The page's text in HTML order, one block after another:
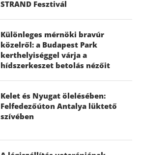
STRAND Fesztivál
Különleges mérnöki bravúr
közelről: a Budapest Park
kerthelyiséggel várja a
hídszerkeszet betolás nézőit
Kelet és Nyugat ölelésében:
Felfedezőúton Antalya lüktető
szívében